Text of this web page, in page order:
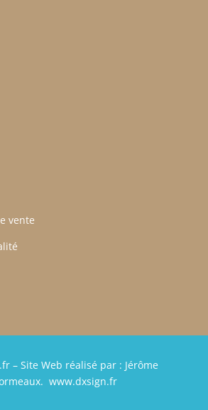
vente
– Site Web réalisé par : Jérôme
. www.dxsign.fr